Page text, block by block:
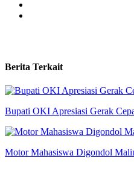
Berita Terkait
Bupati OKI Apresiasi Gerak
Motor Mahasiswa Digondol